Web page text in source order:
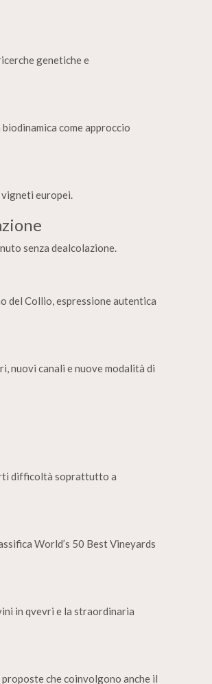
genetiche e
come approccio
europei.
senza dealcolazione.
del Collio, espressione autentica
nuovi canali e nuove modalità di
difficoltà soprattutto a
World’s 50 Best Vineyards
in qvevri e la straordinaria
che coinvolgono anche il